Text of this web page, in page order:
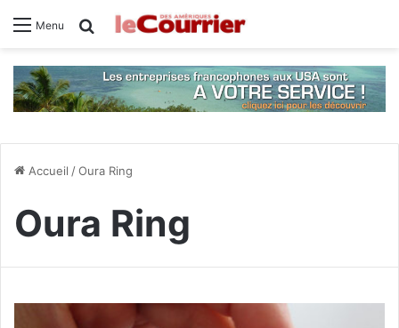
Menu Rechercher
Accueil /Oura Ring
Oura Ring